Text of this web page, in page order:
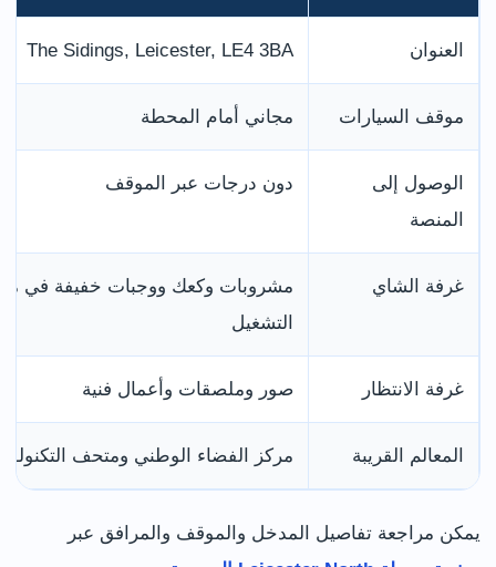
العنوان The Sidings, Leicester, LE4 3BA
موقف السيارات مجاني أمام المحطة
الوصول إلى
المنصة
دون درجات عبر الموقف
غرفة الشاي
مشروبات وكعك ووجبات خفيفة في
التشغيل
غرفة الانتظار صور وملصقات وأعمال فنية
المعالم القريبة مركز الفضاء الوطني ومتحف
يمكن مراجعة تفاصيل المدخل والموقف والمرافق عبر